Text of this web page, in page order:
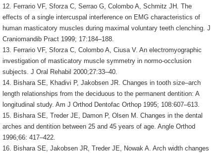
12. Ferrario VF, Sforza C, Serrao G, Colombo A, Schmitz JH. The
effects of a single intercuspal interference on EMG characteristics of
human masticatory muscles during maximal voluntary teeth clenching. J
Craniomandib Pract 1999; 17:184–188.
13. Ferrario VF, Sforza C, Colombo A, Ciusa V. An electromyographic
investigation of masticatory muscle symmetry in normo-occlusion
subjects. J Oral Rehabil 2000;27:33–40.
14. Bishara SE, Khadivi P, Jakobsen JR. Changes in tooth size–arch
length relationships from the deciduous to the permanent dentition: A
longitudinal study. Am J Orthod Dentofac Orthop 1995; 108:607–613.
15. Bishara SE, Treder JE, Damon P, Olsen M. Changes in the dental
arches and dentition between 25 and 45 years of age. Angle Orthod
1996;66: 417–422.
16. Bishara SE, Jakobsen JR, Treder JE, Nowak A. Arch width changes